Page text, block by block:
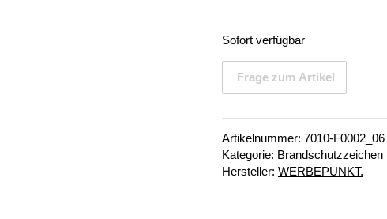
Sofort verfügbar
Frage zum Artikel
Artikelnummer: 7010-F0002_06
Kategorie: Brandschutzzeichen
Hersteller: WERBEPUNKT.